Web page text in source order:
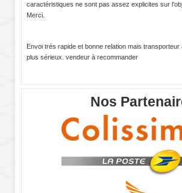
caractéristiques ne sont pas assez explicites sur
Merci.
Envoi trés rapide et bonne relation mais
plus sérieux. vendeur à recommander
Nos